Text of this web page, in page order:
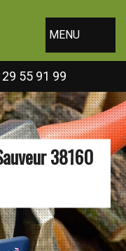
MENU
55 91 99
38160